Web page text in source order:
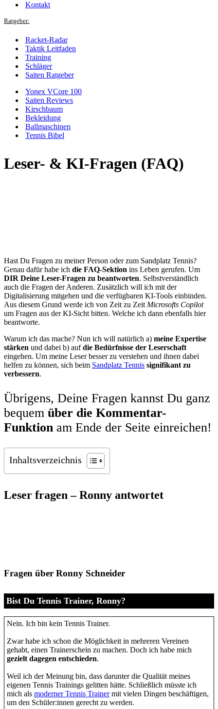
Kontakt
Ratgeber:
Racket-Radar
Taktik Leitfaden
Training
Schläger
Saiten Ratgeber
Yonex VCore 100
Saiten Reviews
Kirschbaum
Bekleidung
Ballmaschinen
Tennis Bibel
Leser- & KI-Fragen (FAQ)
Hast Du Fragen zu meiner Person oder zum Sandplatz Tennis?
Genau dafür habe ich die FAQ-Sektion ins Leben gerufen. Um
DIR Deine Leser-Fragen zu beantworten. Selbstverständlich
auch die Fragen der Anderen. Zusätzlich will ich mit der
Digitalisierung mitgehen und die verfügbaren KI-Tools einbinden.
Aus diesem Grund werde ich von Zeit zu Zeit Microsofts Copilot
um Fragen aus der KI-Sicht bitten. Welche ich dann ebenfalls hier
beantworte.
Warum ich das mache? Nun ich will natürlich a) meine Expertise
stärken und dabei b) aufdie Bedürfnisse der Leserschaft
eingehen. Um meine Leser besser zu verstehen und ihnen dabei
helfen zu können, sich beim Sandplatz Tennis signifikant zu
verbessern.
Übrigens, Deine Fragen kannst Du ganz
bequem über die Kommentar-
Funktion am Ende der Seite einreichen!
Inhaltsverzeichnis
Leser fragen – Ronny antwortet
Fragen über Ronny Schneider
Bist Du Tennis Trainer, Ronny?
Nein. Ich bin kein Tennis Trainer.
Zwar habe ich schon die Möglichkeit in mehreren Vereinen
gehabt, einen Trainerschein zu machen. Doch ich habe mich
gezielt dagegen entschieden.
Weil ich der Meinung bin, dass darunter die Qualität meines
eigenen Tennis Trainings gelitten hätte. Schließlich müsste ich
mich als moderner Tennis Trainermit vielen Dingen beschäftigen,
um den Schüler:innen gerecht zu werden.